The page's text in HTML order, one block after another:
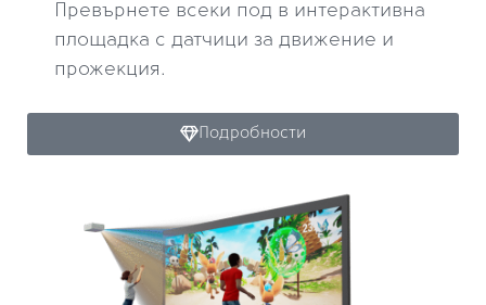
Превърнете всеки под в интерактивна
площадка с датчици за движение и
прожекция.
Подробности